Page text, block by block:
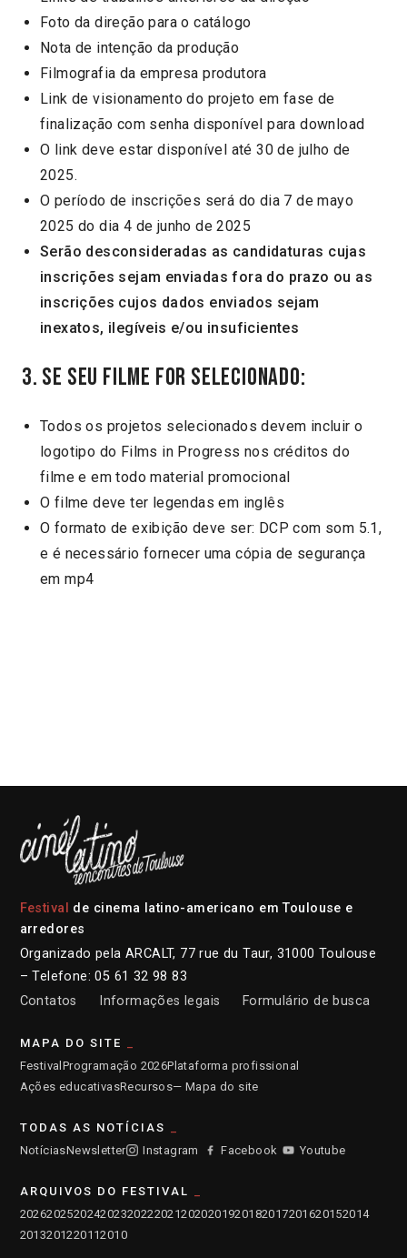
Foto da direção para o catálogo
Nota de intenção da produção
Filmografia da empresa produtora
Link de visionamento do projeto em fase de
finalização com senha disponível para download
O link deve estar disponível até 30 de julho de
2025.
O período de inscrições será do dia 7 de mayo
2025 do dia 4 de junho de 2025
Serão desconsideradas as candidaturas cujas
inscrições sejam enviadas fora do prazo ou as
inscrições cujos dados enviados sejam
inexatos, ilegíveis e/ou insuficientes
3. Se seu filme for selecionado:
Todos os projetos selecionados devem incluir o
logotipo do Films in Progress nos créditos do
filme e em todo material promocional
O filme deve ter legendas em inglês
O formato de exibição deve ser: DCP com som 5.1,
e é necessário fornecer uma cópia de segurança
em mp4
Festival
de cinema latino-americano em Toulouse e
arredores
Organizado pela ARCALT, 77 rue du Taur, 31000 Toulouse
– Telefone: 05 61 32 98 83
Contatos
Informações legais Formulário de busca
MAPA DO SITE
Festival Programação 2026Plataforma profissional
Ações educativasRecursos— Mapa do site
TODAS AS NOTÍCIAS
NotíciasNewsletter Instagram Facebook Youtube
ARQUIVOS DO FESTIVAL
2026202520242023202220212020201920182017201620152014
2013201220112010